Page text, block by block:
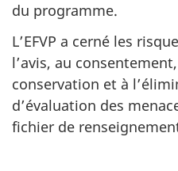
du programme.
L’EFVP a cerné les
l’avis, au
conservation et à
d’évaluation des
fichier de